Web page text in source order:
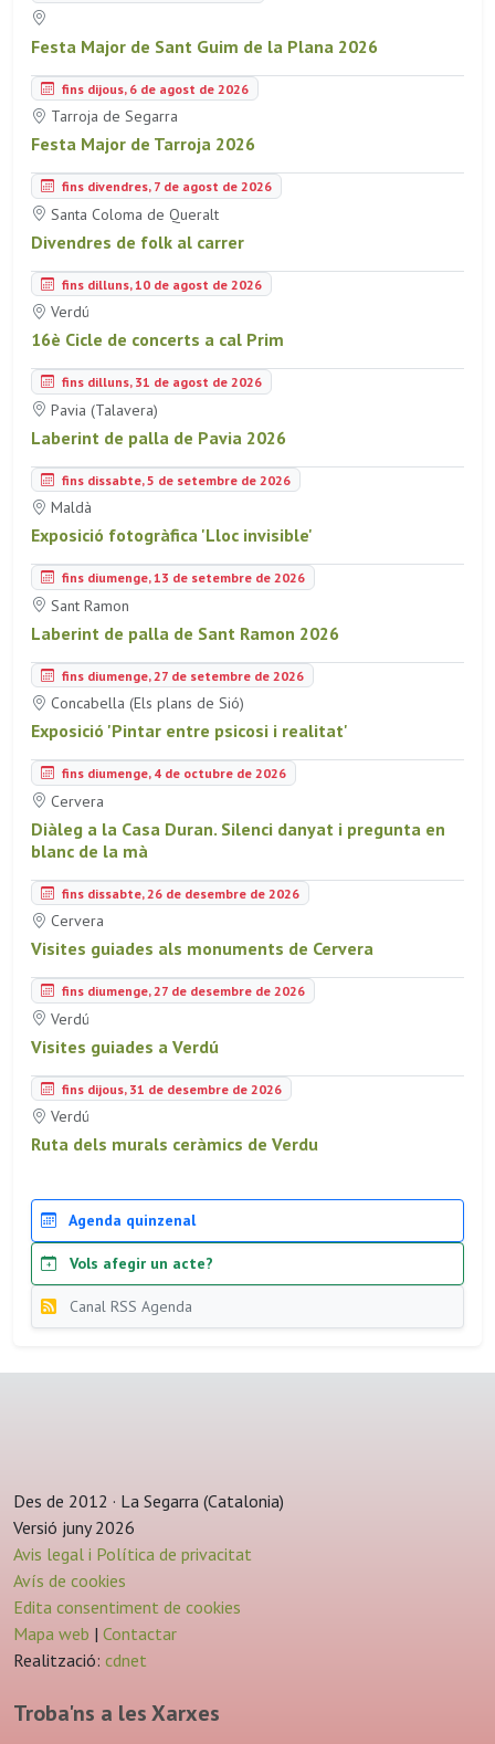
Festa Major de Sant Guim de la Plana 2026
fins dijous, 6 de agost de 2026
Tarroja de Segarra
Festa Major de Tarroja 2026
fins divendres, 7 de agost de 2026
Santa Coloma de Queralt
Divendres de folk al carrer
fins dilluns, 10 de agost de 2026
Verdú
16è Cicle de concerts a cal Prim
fins dilluns, 31 de agost de 2026
Pavia (Talavera)
Laberint de palla de Pavia 2026
fins dissabte, 5 de setembre de 2026
Maldà
Exposició fotogràfica 'Lloc invisible'
fins diumenge, 13 de setembre de 2026
Sant Ramon
Laberint de palla de Sant Ramon 2026
fins diumenge, 27 de setembre de 2026
Concabella (Els plans de Sió)
Exposició 'Pintar entre psicosi i realitat'
fins diumenge, 4 de octubre de 2026
Cervera
Diàleg a la Casa Duran. Silenci danyat i pregunta en
blanc de la mà
fins dissabte, 26 de desembre de 2026
Cervera
Visites guiades als monuments de Cervera
fins diumenge, 27 de desembre de 2026
Verdú
Visites guiades a Verdú
fins dijous, 31 de desembre de 2026
Verdú
Ruta dels murals ceràmics de Verdu
Agenda quinzenal
Vols afegir un acte?
Canal RSS Agenda
Des de 2012 · La Segarra (Catalonia)
Versió juny 2026
Avis legal i Política de privacitat
Avís de cookies
Edita consentiment de cookies
Mapa web | Contactar
Realització: cdnet
Troba'ns a les Xarxes